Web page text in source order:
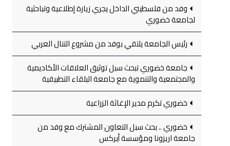
وفد من فلسطيني الداخل يجري زيارة إطلاعية وتباحثية
لجامعة خضوري
رئيس الجامعة يلتقي بوفد من مشروع التنال العربي
جامعة خضوري تبحث سبل توثيق العلاقات الأكاديمية
والمجتمعية والتنموية مع جامعة البلقاء التطبيقية
خضوري تكرم مدير الإغاثة الزراعية
خضوري .. بحث سبل التعاون المشترك مع وفد من
جامعة اريزونا ومؤسسة أيركس